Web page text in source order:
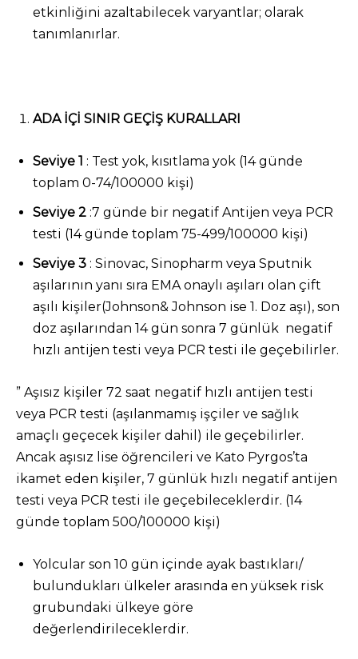
etkinliğini azaltabilecek varyantlar; olarak
tanımlanırlar.
ADA İÇİ SINIR GEÇİŞ KURALLARI
Seviye 1 : Test yok, kısıtlama yok (14 günde
toplam 0-74/100000 kişi)
Seviye 2 :7 günde bir negatif Antijen veya PCR
testi (14 günde toplam 75-499/100000 kişi)
Seviye 3 : Sinovac, Sinopharm veya Sputnik
aşılarının yanı sıra EMA onaylı aşıları olan çift
aşılı kişiler(Johnson& Johnson ise 1. Doz aşı), son
doz aşılarından 14 gün sonra 7 günlük negatif
hızlı antijen testi veya PCR testi ile geçebilirler.
” Aşısız kişiler 72 saat negatif hızlı antijen testi
veya PCR testi (aşılanmamış işçiler ve sağlık
amaçlı geçecek kişiler dahil) ile geçebilirler.
Ancak aşısız lise öğrencileri ve Kato Pyrgos’ta
ikamet eden kişiler, 7 günlük hızlı negatif antijen
testi veya PCR testi ile geçebileceklerdir. (14
günde toplam 500/100000 kişi)
Yolcular son 10 gün içinde ayak bastıkları/
bulundukları ülkeler arasında en yüksek risk
grubundaki ülkeye göre
değerlendirileceklerdir.